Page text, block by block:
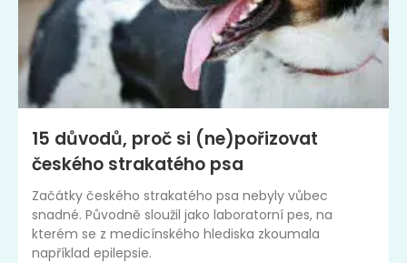
15 důvodů, proč si (ne)pořizovat
českého strakatého psa
Začátky českého strakatého psa nebyly vůbec
snadné. Původně sloužil jako laboratorní pes, na
kterém se z medicínského hlediska zkoumala
například epilepsie.